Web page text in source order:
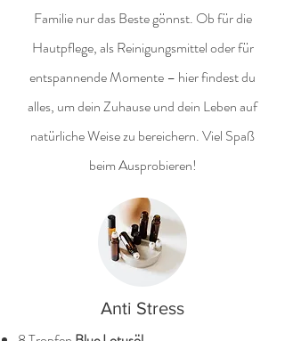
Familie nur das Beste gönnst. Ob für die
Hautpflege, als Reinigungsmittel oder für
entspannende Momente – hier findest du
alles, um dein Zuhause und dein Leben auf
natürliche Weise zu bereichern. Viel Spaß
beim Ausprobieren!
Anti Stress